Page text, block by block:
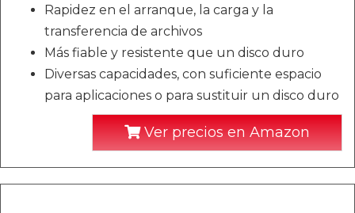
Rapidez en el arranque, la carga y la
transferencia de archivos
Más fiable y resistente que un disco duro
Diversas capacidades, con suficiente espacio
para aplicaciones o para sustituir un disco duro
Ver precios en Amazon